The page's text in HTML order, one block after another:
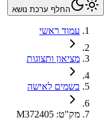
החלף ערכת נושא
עמוד ראשי
מציאון ותצוגות
בשמים לאישה
מק"ט:
M372405